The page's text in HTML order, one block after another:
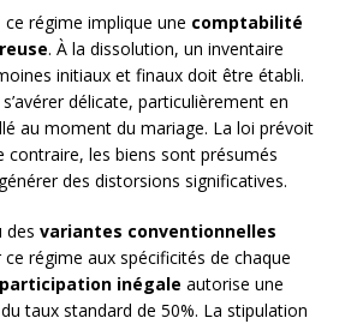
régime implique une comptabilité
. À la dissolution, un inventaire
initiaux et finaux doit être établi.
délicate, particulièrement en
au moment du mariage. La loi prévoit
contraire, les biens sont présumés
des distorsions significatives.
des variantes conventionnelles
régime aux spécificités de chaque
participation inégale autorise une
taux standard de 50%. La stipulation